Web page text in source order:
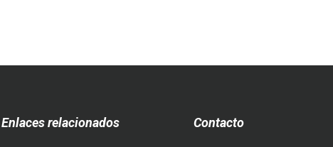
Enlaces relacionados Contacto